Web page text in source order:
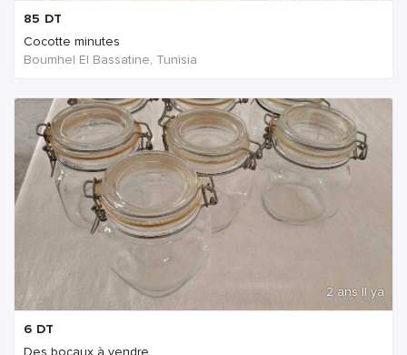
85 DT
Cocotte minutes
Boumhel El Bassatine, Tunisia
2 ans Il ya
6 DT
Des bocaux à vendre